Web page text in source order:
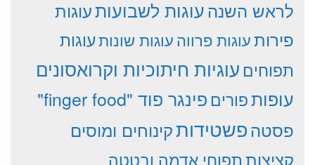
לראש השנהעוגות לשבועותעוגות
פירותעוגות פרווהעוגות שונותעוגות
תפוחים עוגיות חיתוכיות וקרואסונים
עופותפורים פינגר פוד "finger food"
פסטהפשטידותקינוחים ומוסים
קציצותתפוחי אדמה ובטטה